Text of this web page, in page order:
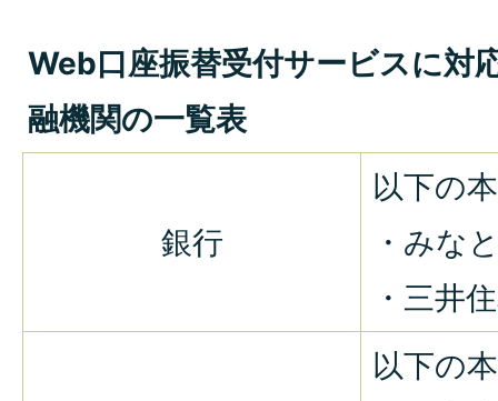
Web口座振替受付サービスに対
融機関の一覧表
銀行
以下の
・みな
・三井
以下の